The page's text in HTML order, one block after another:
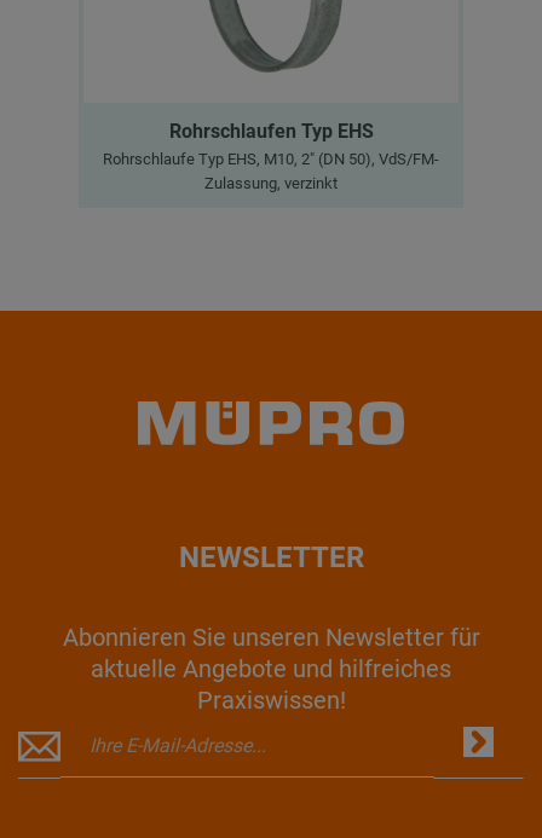
Rohrschlaufen Typ EHS
Rohrschlaufe Typ EHS, M10, 2" (DN 50), VdS/FM-
Zulassung, verzinkt
NEWSLETTER
Abonnieren Sie unseren Newsletter für
aktuelle Angebote und hilfreiches
Praxiswissen!